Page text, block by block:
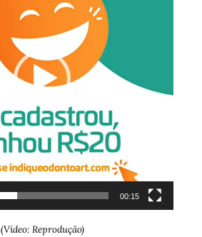
00:15
(Vídeo: Reprodução)